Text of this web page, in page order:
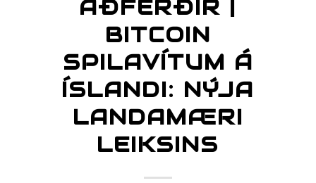
AÐFERÐIR |
BITCOIN
SPILAVÍTUM Á
ÍSLANDI: NÝJA
LANDAMÆRI
LEIKSINS